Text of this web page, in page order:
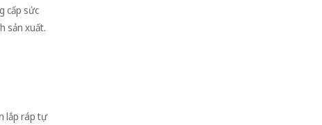
cấp sức
sản xuất.
lắp ráp tự